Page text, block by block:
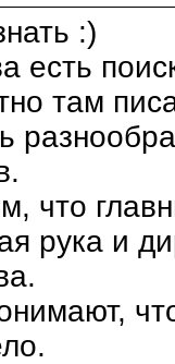
:)
есть
там
что
рука и